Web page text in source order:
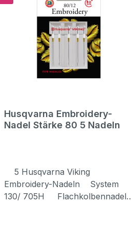
übrigen Nadeln bleiben zum
Sticken verwendbar. Die
Stickmaschine kann die Designs
jetzt sticken UND ausschneiden,
ohne dass Sie zwischen
Schneid- und Sticknadeln
wechseln müssen.
Husqvarna Embroidery-
Nadel Stärke 80 5 Nadeln
5 Husqvarna Viking
Embroidery-Nadeln System
130/ 705H Flachkolbennadel